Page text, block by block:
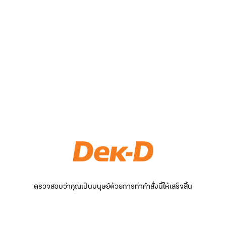
ตรวจสอบว่าคุณเป็นมนุษย์ด้วยการทำคำสั่งนี้ให้เสร็จสิ้น